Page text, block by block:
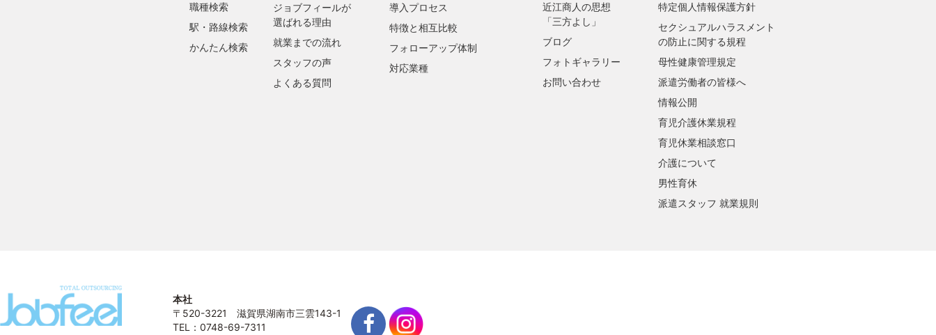
職種検索
駅・路線検索
かんたん検索
ジョブフィールが
選ばれる理由
就業までの流れ
スタッフの声
よくある質問
導入プロセス
特徴と相互比較
フォローアップ体制
対応業種
近江商人の思想
「三方よし」
ブログ
フォトギャラリー
お問い合わせ
特定個人情報保護方針
セクシュアルハラスメント
の防止に関する規程
母性健康管理規定
派遣労働者の皆様へ
情報公開
育児介護休業規程
育児休業相談窓口
介護について
男性育休
派遣スタッフ 就業規則
本社
〒520-3221 滋賀県湖南市三雲143-1
TEL：0748-69-7311